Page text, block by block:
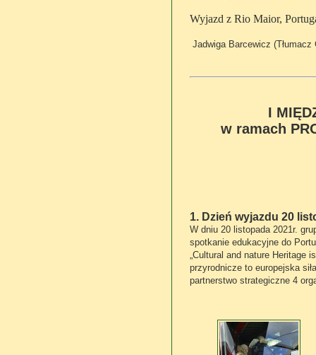
Wyjazd z Rio Maior,
Jadwiga Barcewicz (Tłumacz
I
w ramach
1. Dzień wyjazdu 20
W dniu 20 listopada 2021r.
spotkanie edukacyjne do
„Cultural and nature Heritage
przyrodnicze to europejska
partnerstwo strategiczne 4